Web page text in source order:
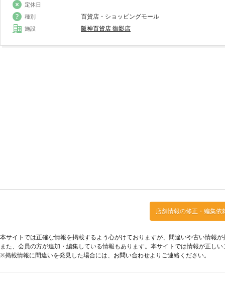
定休日
種別
百貨店・ショッピングモール
施設 阪神百貨店 御影店
店舗情報の修正・編集依
本サイトでは正確な情報を掲載するよう心がけておりますが、間違いや古い情報
また、会員の方が追加・編集している情報もあります。本サイトでは情報が正し
※掲載情報に間違いを発見した場合には、 お問い合わせよりご連絡ください。